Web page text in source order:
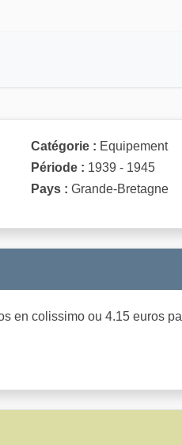
Catégorie : Equipement
Période : 1939 - 1945
Pays : Grande-Bretagne
en colissimo ou 4.15 euros